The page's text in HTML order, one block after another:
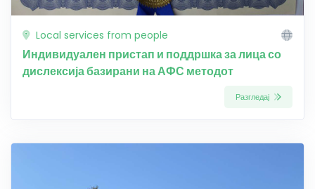
Local services from people
Индивидуален пристап и поддршка за лица со
дислексија базирани на АФС методот
Разгледај